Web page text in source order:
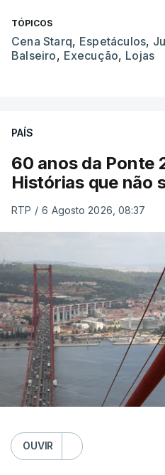
TÓPICOS
Cena Starq, Espetáculos,
Balseiro, Execução, Lojas
PAÍS
60 anos da Ponte
Histórias que não
RTP / 6 Agosto 2026, 08:37
OUVIR